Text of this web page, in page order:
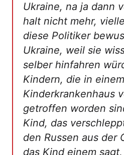
Ukraine, na ja dann
halt nicht mehr,
diese Politiker
Ukraine, weil sie
selber hinfahren
Kindern, die in einem
Kinderkrankenhaus
getroffen worden
Kind, das
den Russen aus der
das Kind einem